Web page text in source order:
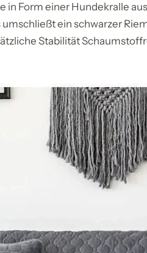
Form einer Hundekralle
ein schwarzer
Stabilität